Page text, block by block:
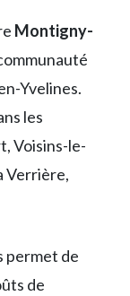
Montigny-
Yvelines.
les
Voisins-le-
Verrière,
permet de
de